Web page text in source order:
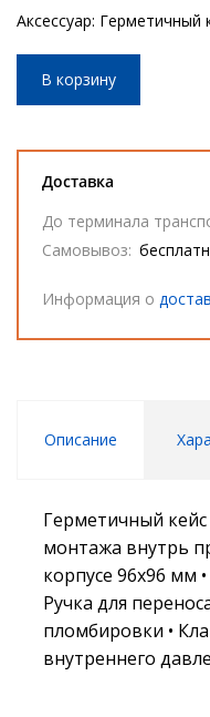
Аксессуар: Герметичный
В корзину
Доставка
До терминала
Самовывоз:
Информация о
Описание
Герметичный
монтажа внутрь
корпусе 96х96 мм
Ручка для
пломбировки •
внутреннего